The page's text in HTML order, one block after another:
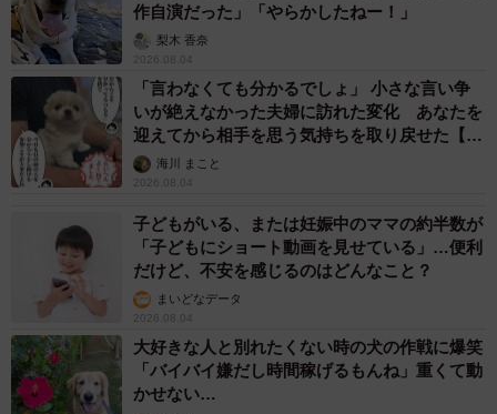
作自演だった」「やらかしたねー！」
梨木 香奈
2026.08.04
「言わなくても分かるでしょ」 小さな言い争
いが絶えなかった夫婦に訪れた変化 あなたを
迎えてから相手を思う気持ちを取り戻せた【漫
画】海川 まこと
2026.08.04
子どもがいる、または妊娠中のママの約半数が
「子どもにショート動画を見せている」…便利
だけど、不安を感じるのはどんなこと？
まいどなデータ
2026.08.04
大好きな人と別れたくない時の犬の作戦に爆笑
「バイバイ嫌だし時間稼げるもんね」重くて動
かせない…